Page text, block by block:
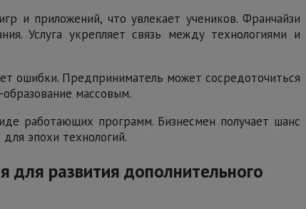
и приложений, что увлекает учеников. Франчайзи
Услуга укрепляет связь между технологиями и
ошибки. Предприниматель может сосредоточиться
массовым.
работающих программ. Бизнесмен получает шанс
эпохи технологий.
развития дополнительного